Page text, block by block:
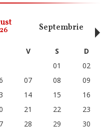
Septembrie
V S
D
01
02
07 08
09
14 15
16
21 22
23
28 29
30